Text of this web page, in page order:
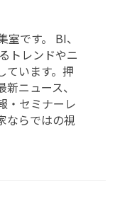
です。 BI、
トレンドやニ
ています。押
ニュース、
・セミナーレ
ならではの視